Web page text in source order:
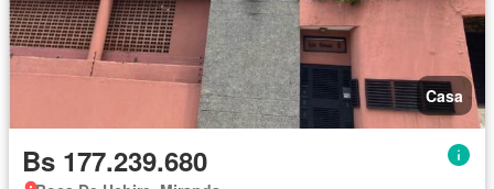
Casa
Bs 177.239.680